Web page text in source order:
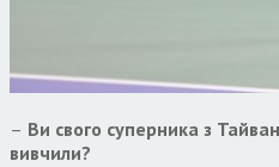
– Ви свого суперника з
вивчили?